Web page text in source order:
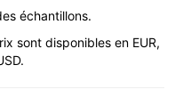
échantillons.
sont disponibles en EUR,